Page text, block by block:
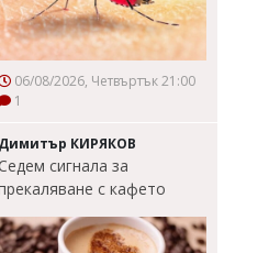
06/08/2026, Четвъртък 21:00
1
Димитър КИРЯКОВ
сигнала за
с кафето